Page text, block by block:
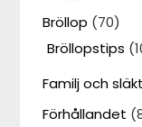
Bröllop (70)
Bröllopstips
Familj och släkt
Förhållandet